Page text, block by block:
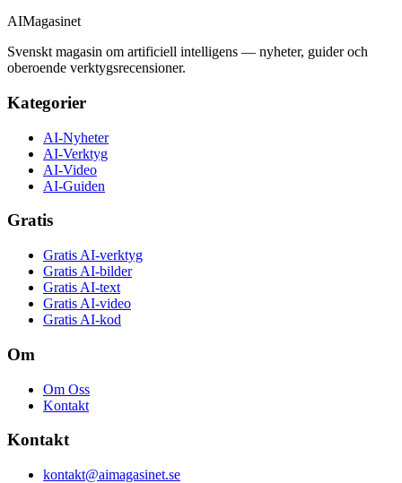
AIMagasinet
Svenskt magasin om artificiell intelligens — nyheter, guider och
oberoende verktygsrecensioner.
Kategorier
AI-Nyheter
AI-Verktyg
AI-Video
AI-Guiden
Gratis
Gratis AI-verktyg
Gratis AI-bilder
Gratis AI-text
Gratis AI-video
Gratis AI-kod
Om
Om Oss
Kontakt
Kontakt
kontakt@aimagasinet.se